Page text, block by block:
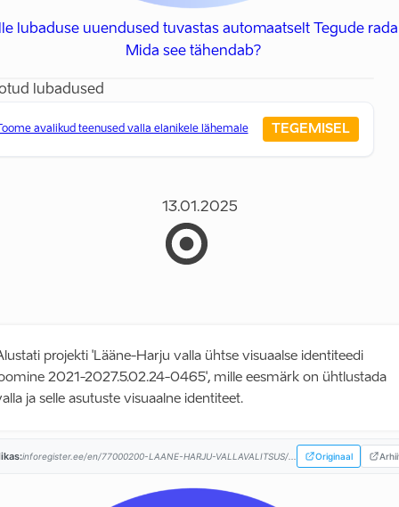
lubaduse uuendused tuvastas automaatselt Tegude
Mida see tähendab?
lubadused
avalikud teenused valla elanikele lähemale TEGEMISEL
13.01.2025
projekti 'Lääne-Harju valla ühtse visuaalse identiteedi
2021-2027.5.02.24-0465', mille eesmärk on ühtlustada
ja selle asutuste visuaalne identiteet.
inforegister.ee/en/77000200-LAANE-HARJU-VALLAVALITSUS/... Originaal